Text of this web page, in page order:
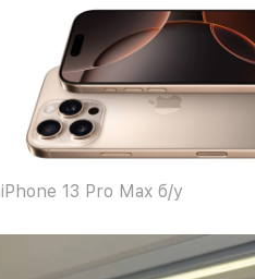
iPhone 13 Pro Max б/у